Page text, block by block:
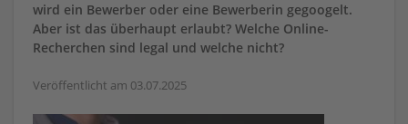
wird ein Bewerber oder eine Bewerberin gegoogelt.
Aber ist das überhaupt erlaubt? Welche Online-
Recherchen sind legal und welche nicht?
Veröffentlicht am 03.07.2025